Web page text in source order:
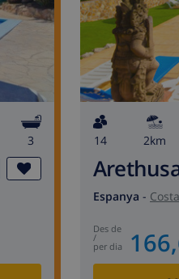
3 14 2km
Espanya -
des de
/
per dia